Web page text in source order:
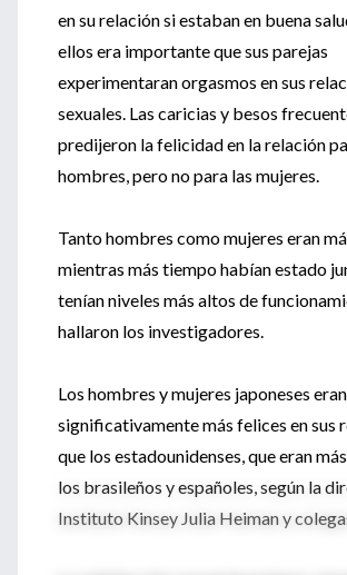
en su relación si estaban en buena
ellos era importante que sus parejas
experimentaran orgasmos en sus
sexuales. Las caricias y besos
predijeron la felicidad en la relación
hombres, pero no para las mujeres.
Tanto hombres como mujeres eran
mientras más tiempo habían estado
tenían niveles más altos de
hallaron los investigadores.
Los hombres y mujeres japoneses eran
significativamente más felices en sus
que los estadounidenses, que eran
los brasileños y españoles, según la
Instituto Kinsey Julia Heiman y